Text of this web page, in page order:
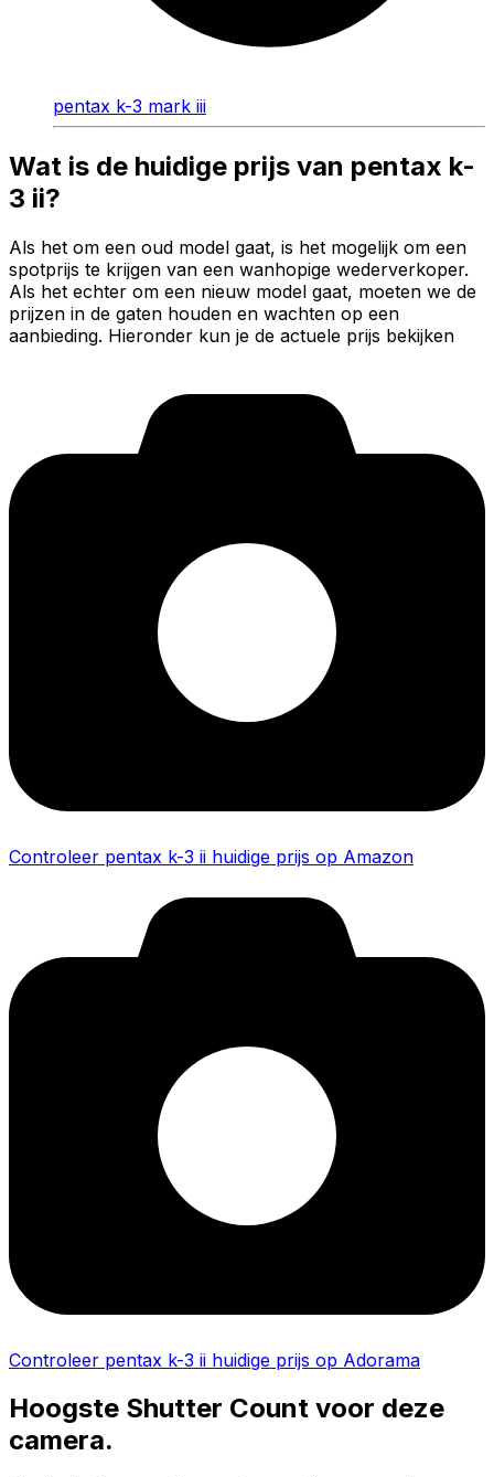
pentax k-3 mark iii
Wat is de huidige prijs van pentax k-
3 ii?
Als het om een oud model gaat, is het mogelijk om een
spotprijs te krijgen van een wanhopige wederverkoper.
Als het echter om een nieuw model gaat, moeten we de
prijzen in de gaten houden en wachten op een
aanbieding. Hieronder kun je de actuele prijs bekijken
Controleer pentax k-3 ii huidige prijs op Amazon
Controleer pentax k-3 ii huidige prijs op Adorama
Hoogste Shutter Count voor deze
camera.